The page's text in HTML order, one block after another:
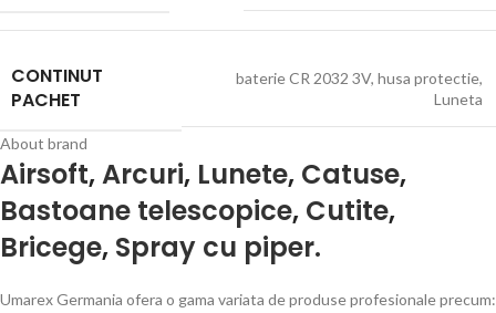
CONTINUT
PACHET
baterie CR 2032 3V, husa protectie,
Luneta
About brand
Airsoft,Arcuri, Lunete, Catuse,
Bastoane telescopice, Cutite,
Bricege, Spray cu piper.
Umarex Germania ofera o gama variata de produse profesionale precum: